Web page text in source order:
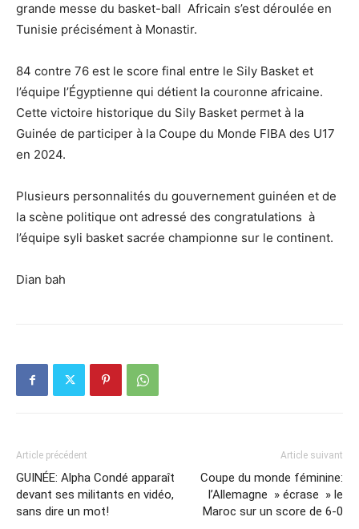
grande messe du basket-ball Africain s’est déroulée en
Tunisie précisément à Monastir.
84 contre 76 est le score final entre le Sily Basket et
l’équipe l’Égyptienne qui détient la couronne africaine.
Cette victoire historique du Sily Basket permet à la
Guinée de participer à la Coupe du Monde FIBA des U17
en 2024.
Plusieurs personnalités du gouvernement guinéen et de
la scène politique ont adressé des congratulations à
l’équipe syli basket sacrée championne sur le continent.
Dian bah
Article précédent
GUINÉE: Alpha Condé apparaît
devant ses militants en vidéo,
sans dire un mot!
Article suivant
Coupe du monde féminine:
l’Allemagne » écrase » le
Maroc sur un score de 6-0